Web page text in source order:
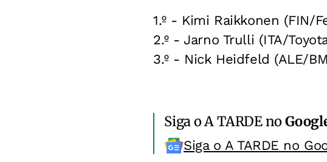
1.º - Kimi Raikkonen (FIN/
2.º - Jarno Trulli (ITA/
3.º - Nick Heidfeld (ALE/
Siga o A TARDE no
Siga o A TARDE no